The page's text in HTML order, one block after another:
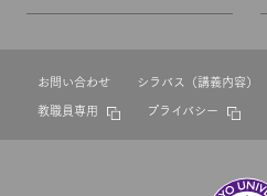
お問い合わせ シラバス（講義内容）
教職員専用
プライバシー